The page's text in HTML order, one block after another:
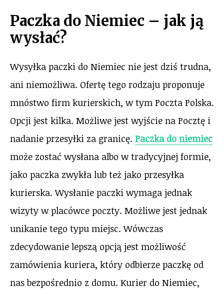
Paczka do Niemiec – jak ją
wysłać?
Wysyłka paczki do Niemiec nie jest dziś trudna,
ani niemożliwa. Ofertę tego rodzaju proponuje
mnóstwo firm kurierskich, w tym Poczta Polska.
Opcji jest kilka. Możliwe jest wyjście na Pocztę i
nadanie przesyłki za granicę. Paczka do niemiec
może zostać wysłana albo w tradycyjnej formie,
jako paczka zwykła lub też jako przesyłka
kurierska. Wysłanie paczki wymaga jednak
wizyty w placówce poczty. Możliwe jest jednak
unikanie tego typu miejsc. Wówczas
zdecydowanie lepszą opcją jest możliwość
zamówienia kuriera, który odbierze paczkę od
nas bezpośrednio z domu. Kurier do Niemiec,